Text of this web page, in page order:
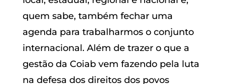
“Nossa participação é trazer
informação e tentar, junto às
lideranças, traçar estratégias para a